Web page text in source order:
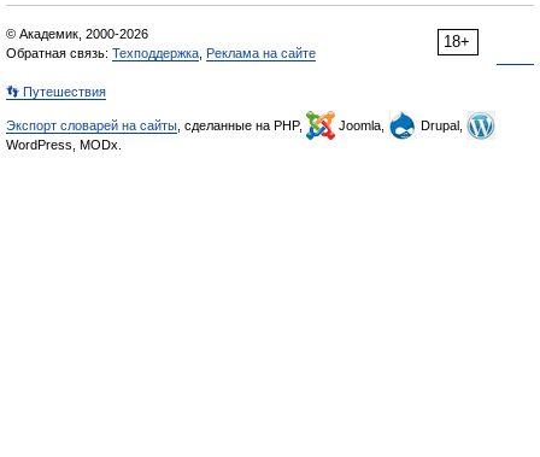
18+
© Академик, 2000-2026
Обратная связь: Техподдержка Реклама на сайте
👣 Путешествия
Экспорт словарей на сайты , сделанные на PHP, Joomla,
Drupal,
WordPress, MODx.